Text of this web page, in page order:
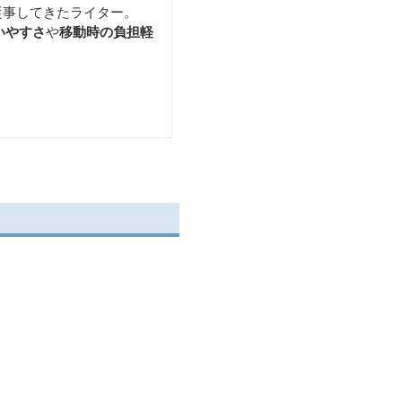
してきたライター。
やすさや移動時の負担軽